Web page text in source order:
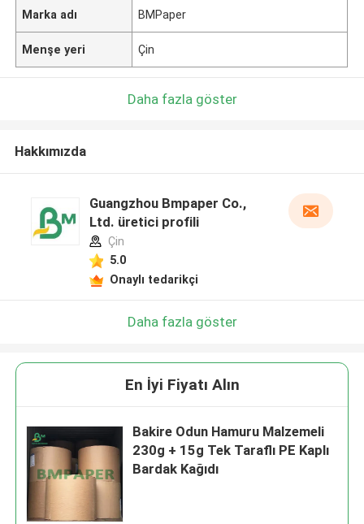
Marka adı BMPaper
Menşe yeri Çin
Daha fazla göster
Hakkımızda
Guangzhou Bmpaper Co.,
Ltd. üretici profili
Çin
5.0
Onaylı tedarikçi
Daha fazla göster
En İyi Fiyatı Alın
Bakire Odun Hamuru Malzemeli
230g + 15g Tek Taraflı PE Kaplı
Bardak Kağıdı